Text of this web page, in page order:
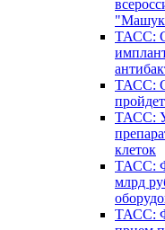
ТАСС:
ТАСС:
ТАСС:
клеток
ТАСС:
млрд
ТАСС: